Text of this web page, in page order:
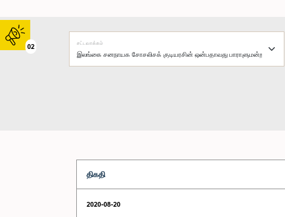
02 சட்டவாக்கம்
திகதி
2020-08-20